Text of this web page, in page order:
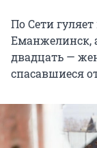
По Сети
Еманжелинск,
двадцать —
спасавшиеся